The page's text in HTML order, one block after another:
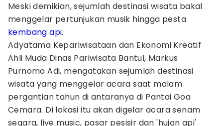
Meski demikian, sejumlah destinasi wisata bakal
menggelar pertunjukan musik hingga pesta
kembang api.
Adyatama Kepariwisataan dan Ekonomi Kreatif
Ahli Muda Dinas Pariwisata Bantul, Markus
Purnomo Adi, mengatakan sejumlah destinasi
wisata yang menggelar acara saat malam
pergantian tahun di antaranya di Pantai Goa
Cemara. Di lokasi itu akan digelar acara senam
segara, live music, pasar pesisir dan 'hujan api'